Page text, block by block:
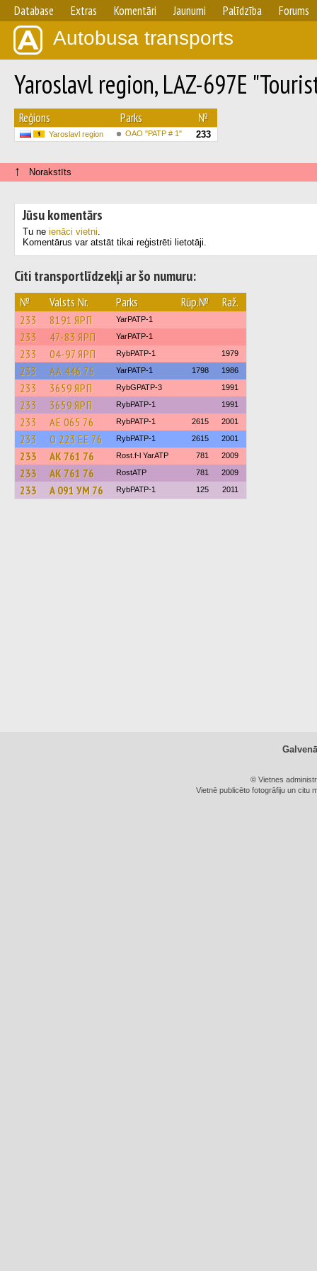
Database Extras Komentāri Jaunumi Palīdzība Forums
Autobusa transports
Yaroslavl region, LAZ-697E
Reģions Parks №
Yaroslavl region OAO "PATP # 1" 233
↑ Norakstīts
Jūsu komentārs
Tu ne ienāci vietni.
Komentārus var atstāt tikai reģistrēti lietotāji.
Citi transportlīdzekļi ar šo numuru:
№ Valsts Nr. Parks Rūp.№ Raž.
233 8191 ЯРП YarPATP-1
233 47-83 ЯРП YarPATP-1
233 04-97 ЯРП RybPATP-1 1979
233 АА 446 76 YarPATP-1 1798 1986
233 3659 ЯРП RybGPATP-3 1991
233 3659 ЯРП RybPATP-1 1991
233 АЕ 065 76 RybPATP-1 2615 2001
233 О 223 ЕЕ 76 RybPATP-1 2615 2001
233 АК 761 76 Rost.f-l YarATP 781 2009
233 АК 761 76 RostATP 781 2009
233 А 091 УМ 76 RybPATP-1 125 2011
© Vietnes
Vietnē publicēto fotogrāfiju un citu